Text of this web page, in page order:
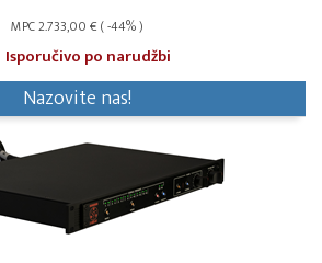
MPC 2.733,00 € ( -44% )
Isporučivo po narudžbi
Nazovite nas!